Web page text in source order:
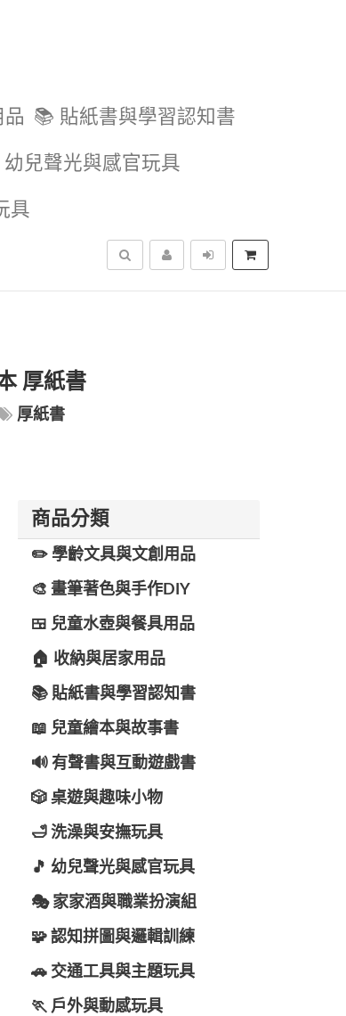
品 📚 貼紙書與學習認知書
幼兒聲光與感官玩具
具
搜尋
厚紙書
厚紙書
商品分類
✏️ 學齡文具與文創用品
🎨 畫筆著色與手作DIY
🍱 兒童水壺與餐具用品
🏠 收納與居家用品
📚 貼紙書與學習認知書
📖 兒童繪本與故事書
🔊 有聲書與互動遊戲書
🎲 桌遊與趣味小物
🛁 洗澡與安撫玩具
🎵 幼兒聲光與感官玩具
🎭 家家酒與職業扮演組
🧩 認知拼圖與邏輯訓練
🚗 交通工具與主題玩具
🏃 戶外與動感玩具